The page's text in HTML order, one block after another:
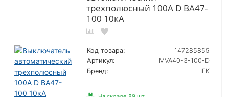
трехполюсный 100А D ВА47-
100 10кА
Код товара:
147285855
Артикул:
MVA40-3-100-D
Бренд:
IEK